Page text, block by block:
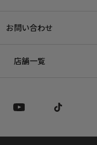
お問い合わせ
店舗一覧